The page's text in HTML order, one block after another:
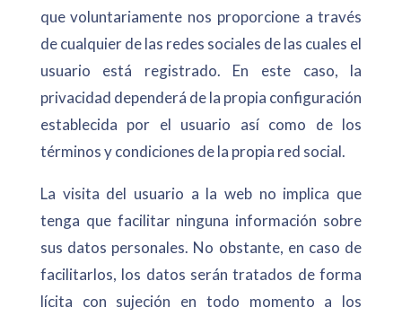
que voluntariamente nos proporcione a través
de cualquier de las redes sociales de las cuales el
usuario está registrado. En este caso, la
privacidad dependerá de la propia configuración
establecida por el usuario así como de los
términos y condiciones de la propia red social.
La visita del usuario a la web no implica que
tenga que facilitar ninguna información sobre
sus datos personales. No obstante, en caso de
facilitarlos, los datos serán tratados de forma
lícita con sujeción en todo momento a los